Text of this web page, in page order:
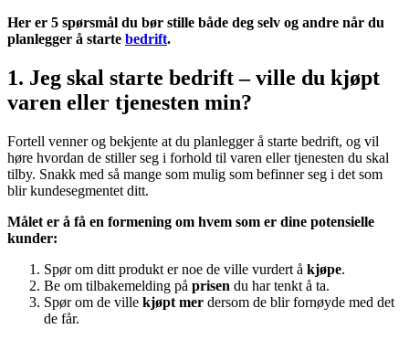
Her er 5 spørsmål du bør stille både deg selv og andre når du
planlegger å starte bedrift.
1. Jeg skal starte bedrift – ville du kjøpt
varen eller tjenesten min?
Fortell venner og bekjente at du planlegger å starte bedrift, og vil
høre hvordan de stiller seg i forhold til varen eller tjenesten du skal
tilby. Snakk med så mange som mulig som befinner seg i det som
blir kundesegmentet ditt.
Målet er å få en formening om hvem som er dine potensielle
kunder:
Spør om ditt produkt er noe de ville vurdert å kjøpe.
Be om tilbakemelding på prisen du har tenkt å ta.
Spør om de ville kjøpt mer dersom de blir fornøyde med det
de får.